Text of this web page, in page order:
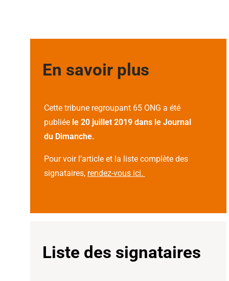
En savoir plus
Cette tribune regroupant 65 ONG a été
publiée le 20 juillet 2019 dans le Journal
du Dimanche.
Pour voir l’article et la liste complète des
signataires, rendez-vous ici.
Liste des signataires